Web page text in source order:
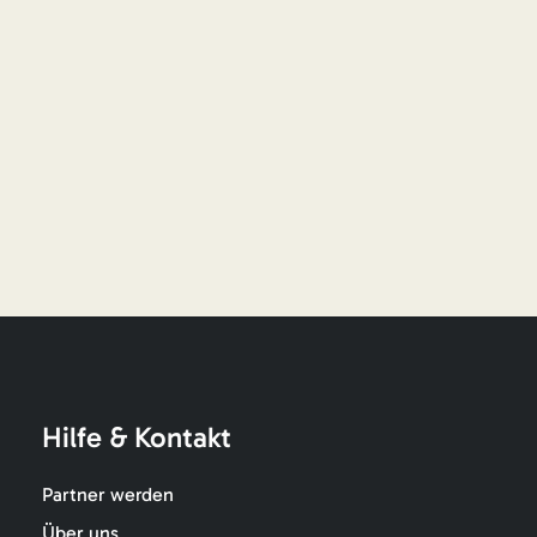
Hilfe & Kontakt
Partner werden